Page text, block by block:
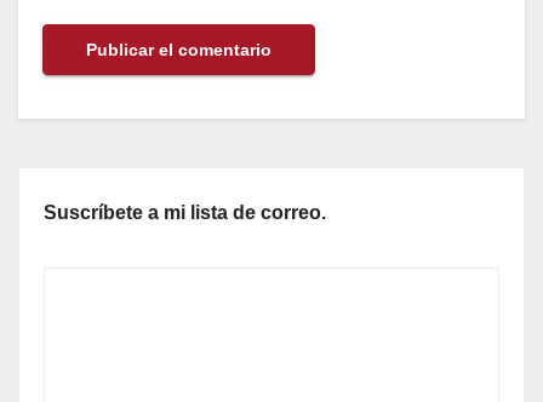
Suscríbete a mi lista de correo.